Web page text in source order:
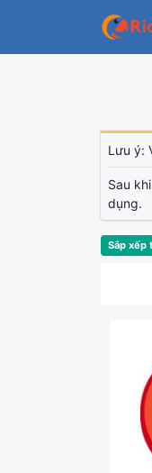
Lưu ý:
Sau
dụng.
Sắp xếp